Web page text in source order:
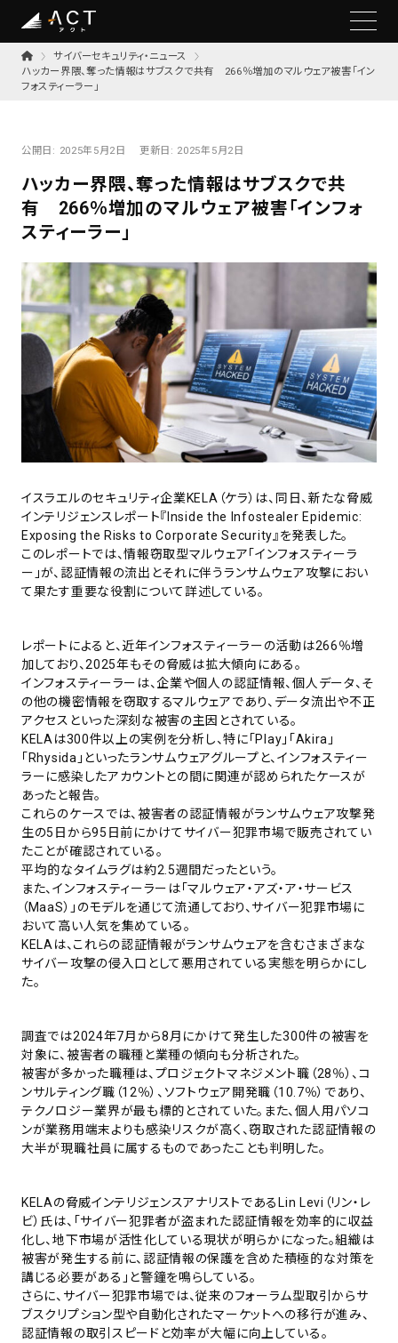
サイバーセキュリティ・ニュース
ハッカー界隈、奪った情報はサブスクで共有 266％増加のマルウェア被害「イン
フォスティーラー」
公開日: 2025年5月2日 更新日: 2025年5月2日
ハッカー界隈、奪った情報はサブスクで共
有 266％増加のマルウェア被害「インフォ
スティーラー」
イスラエルのセキュリティ企業KELA（ケラ）は、同日、新たな脅威
インテリジェンスレポート『Inside the Infostealer Epidemic:
Exposing the Risks to Corporate Security』を発表した。
このレポートでは、情報窃取型マルウェア「インフォスティーラ
ー」が、認証情報の流出とそれに伴うランサムウェア攻撃におい
て果たす重要な役割について詳述している。
レポートによると、近年インフォスティーラーの活動は266％増
加しており、2025年もその脅威は拡大傾向にある。
インフォスティーラーは、企業や個人の認証情報、個人データ、そ
の他の機密情報を窃取するマルウェアであり、データ流出や不正
アクセスといった深刻な被害の主因とされている。
KELAは300件以上の実例を分析し、特に「Play」「Akira」
「Rhysida」といったランサムウェアグループと、インフォスティー
ラーに感染したアカウントとの間に関連が認められたケースが
あったと報告。
これらのケースでは、被害者の認証情報がランサムウェア攻撃発
生の5日から95日前にかけてサイバー犯罪市場で販売されてい
たことが確認されている。
平均的なタイムラグは約2.5週間だったという。
また、インフォスティーラーは「マルウェア・アズ・ア・サービス
（MaaS）」のモデルを通じて流通しており、サイバー犯罪市場に
おいて高い人気を集めている。
KELAは、これらの認証情報がランサムウェアを含むさまざまな
サイバー攻撃の侵入口として悪用されている実態を明らかにし
た。
調査では2024年7月から8月にかけて発生した300件の被害を
対象に、被害者の職種と業種の傾向も分析された。
被害が多かった職種は、プロジェクトマネジメント職（28％）、コ
ンサルティング職（12％）、ソフトウェア開発職（10.7％）であり、
テクノロジー業界が最も標的とされていた。また、個人用パソコ
ンが業務用端末よりも感染リスクが高く、窃取された認証情報の
大半が現職社員に属するものであったことも判明した。
KELAの脅威インテリジェンスアナリストであるLin Levi（リン・レ
ビ）氏は、「サイバー犯罪者が盗まれた認証情報を効率的に収益
化し、地下市場が活性化している現状が明らかになった。組織は
被害が発生する前に、認証情報の保護を含めた積極的な対策を
講じる必要がある」と警鐘を鳴らしている。
さらに、サイバー犯罪市場では、従来のフォーラム型取引からサ
ブスクリプション型や自動化されたマーケットへの移行が進み、
認証情報の取引スピードと効率が大幅に向上している。